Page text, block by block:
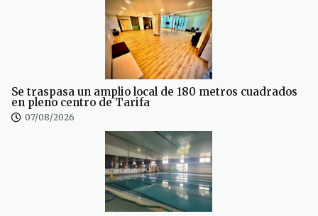
Se traspasa un amplio local de 180 metros cuadrados
en pleno centro de Tarifa
07/08/2026